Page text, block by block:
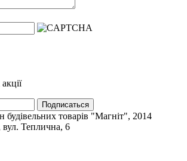
Подписаться
будівельних товарів "Магніт", 2014
Теплична, 6